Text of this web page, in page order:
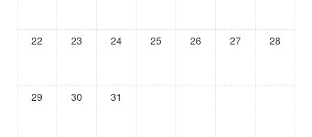
22 23 24 25 26 27 28
29 30 31